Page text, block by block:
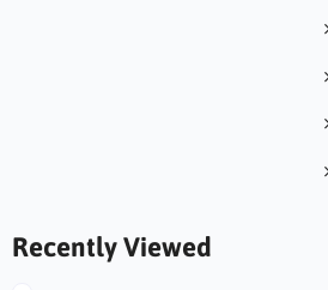
Recently Viewed